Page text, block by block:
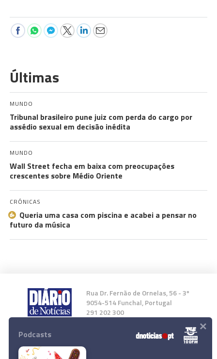
Últimas
MUNDO
Tribunal brasileiro pune juiz com perda do cargo por
assédio sexual em decisão inédita
MUNDO
Wall Street fecha em baixa com preocupações
crescentes sobre Médio Oriente
CRÓNICAS
Queria uma casa com piscina e acabei a pensar no
futuro da música
Rua Dr. Fernão de Ornelas, 56 - 3º
9054-514 Funchal, Portugal
291 202 300
Instale a nossa App
Podcasts ×